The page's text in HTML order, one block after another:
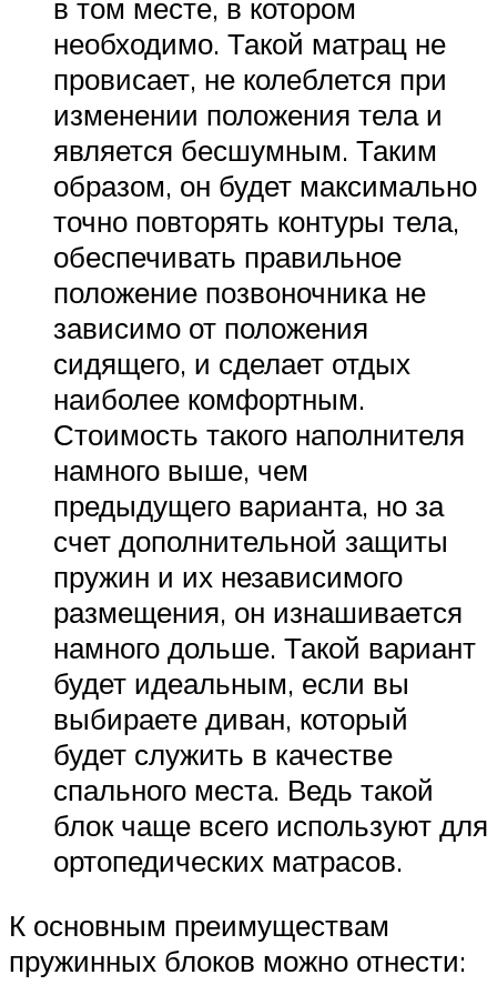
в том месте, в котором
необходимо. Такой матрац не
провисает, не колеблется при
изменении положения тела и
является бесшумным. Таким
образом, он будет максимально
точно повторять контуры тела,
обеспечивать правильное
положение позвоночника не
зависимо от положения
сидящего, и сделает отдых
наиболее комфортным.
Стоимость такого наполнителя
намного выше, чем
предыдущего варианта, но за
счет дополнительной защиты
пружин и их независимого
размещения, он изнашивается
намного дольше. Такой вариант
будет идеальным, если вы
выбираете диван, который
будет служить в качестве
спального места. Ведь такой
блок чаще всего используют для
ортопедических матрасов.
К основным преимуществам
пружинных блоков можно отнести: